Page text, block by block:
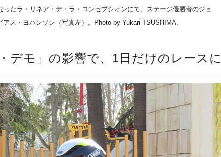
たラ・リネア・デ・ラ・コンセプシオンにて。ステージ優勝者のジョ
ス・ヨハンソン（写真左）。Photo by Yukari TSUSHIMA.
デモ」の影響で、1日だけのレースに